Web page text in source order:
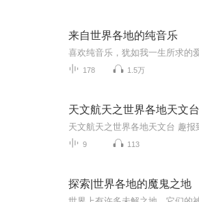
来自世界各地的纯音乐
178 1.5万
天文航天之世界各地天文台
9 113
探索|世界各地的魔鬼之地